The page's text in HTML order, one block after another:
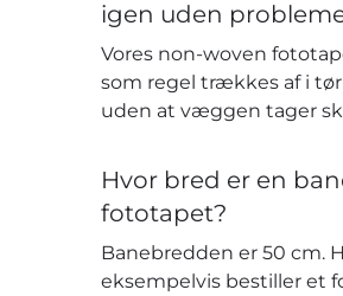
igen uden
Vores non-woven
som regel trækkes af i
uden at væggen tager
Hvor bred er en
fototapet?
Banebredden er 50 cm.
eksempelvis bestiller et